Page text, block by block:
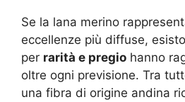
Se la lana merino
eccellenze più diffuse,
per rarità e pregio hanno
oltre ogni previsione. Tra
una fibra di origine andina